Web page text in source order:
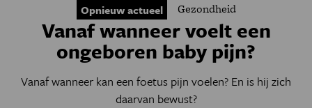
Opnieuw actueel Gezondheid
Vanaf wanneer voelt een
ongeboren baby pijn?
Vanaf wanneer kan een foetus pijn voelen? En is hij zich
daarvan bewust?